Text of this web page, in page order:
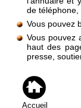
de
Vous pouvez
Vous pouvez
haut des
presse,
Accueil